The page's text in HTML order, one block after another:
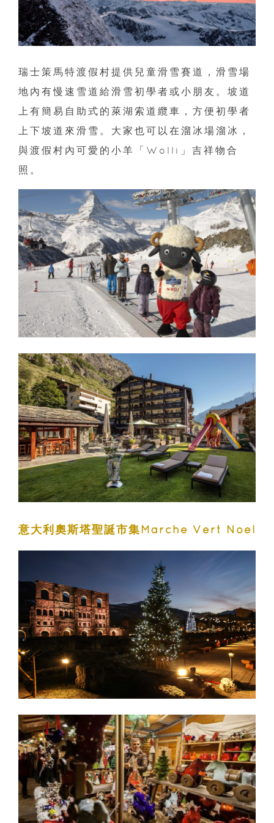
瑞士策馬特渡假村提供兒童滑雪賽道，滑雪場
地內有慢速雪道給滑雪初學者或小朋友。坡道
上有簡易自助式的萊湖索道纜車，方便初學者
上下坡道來滑雪。大家也可以在溜冰場溜冰，
與渡假村內可愛的小羊「Wolli」吉祥物合
照。
意大利奧斯塔聖誕市集Marche Vert Noel